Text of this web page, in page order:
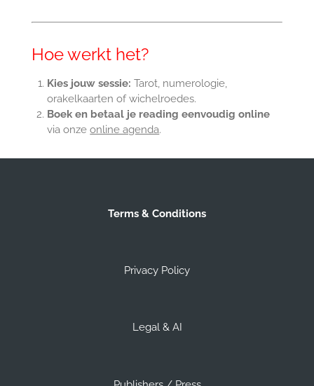
Hoe werkt het?
Kies jouw sessie: Tarot, numerologie,
orakelkaarten of wichelroedes.
Boek en betaal je reading eenvoudig online
via onzeonline agenda.
Terms & Conditions
Privacy Policy
Legal & AI